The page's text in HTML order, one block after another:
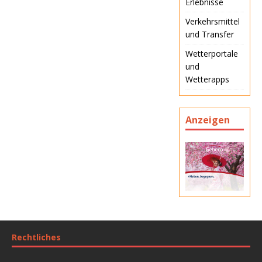
Verkehrsmittel
und Transfer
Wetterportale
und
Wetterapps
Anzeigen
Rechtliches